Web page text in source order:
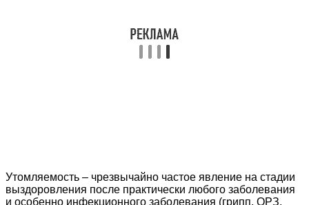
Утомляемость – чрезвычайно частое явление на стадии
выздоровления после практически любого заболевания
и особенно инфекционного заболевания (грипп, ОРЗ,